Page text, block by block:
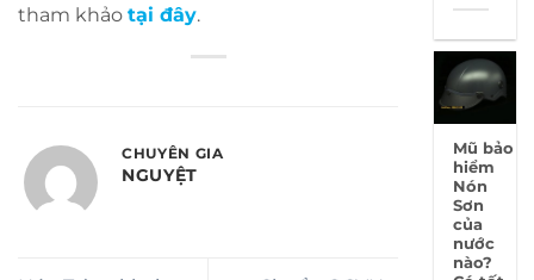
tham khảo tại đây.
CHUYÊN GIA
NGUYỆT
Mũ bảo
hiểm
Nón
Sơn
của
nước
nào?